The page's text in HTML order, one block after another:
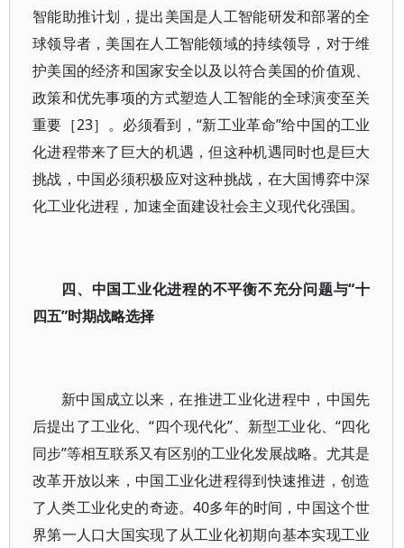
智能助推计划，提出美国是人工智能研发和部署的全
球领导者，美国在人工智能领域的持续领导，对于维
护美国的经济和国家安全以及以符合美国的价值观、
政策和优先事项的方式塑造人工智能的全球演变至关
重要［23］。必须看到，“新工业革命”给中国的工业
化进程带来了巨大的机遇，但这种机遇同时也是巨大
挑战，中国必须积极应对这种挑战，在大国博弈中深
化工业化进程，加速全面建设社会主义现代化强国。
四、中国工业化进程的不平衡不充分问题与“十
四五”时期战略选择
新中国成立以来，在推进工业化进程中，中国先
后提出了工业化、“四个现代化”、新型工业化、“四化
同步”等相互联系又有区别的工业化发展战略。尤其是
改革开放以来，中国工业化进程得到快速推进，创造
了人类工业化史的奇迹。40多年的时间，中国这个世
界第一人口大国实现了从工业化初期向基本实现工业